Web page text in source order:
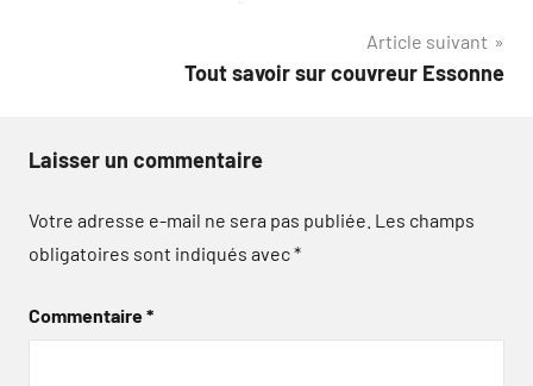
Article suivant
Tout savoir sur couvreur Essonne
Laisser un commentaire
Votre adresse e-mail ne sera pas publiée. Les champs
obligatoires sont indiqués avec*
Commentaire*